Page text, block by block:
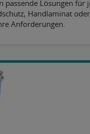
passende Lösungen
Handlaminat
Anforderungen.